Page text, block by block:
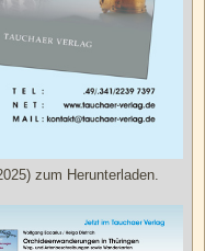
zum Herunterladen.